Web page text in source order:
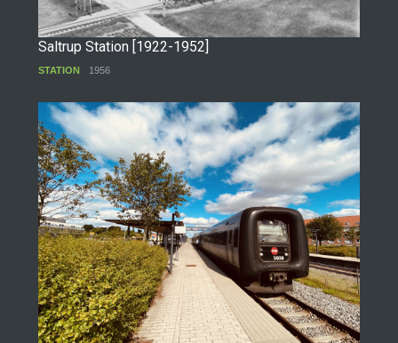
Saltrup Station [1922-1952]
STATION 1956